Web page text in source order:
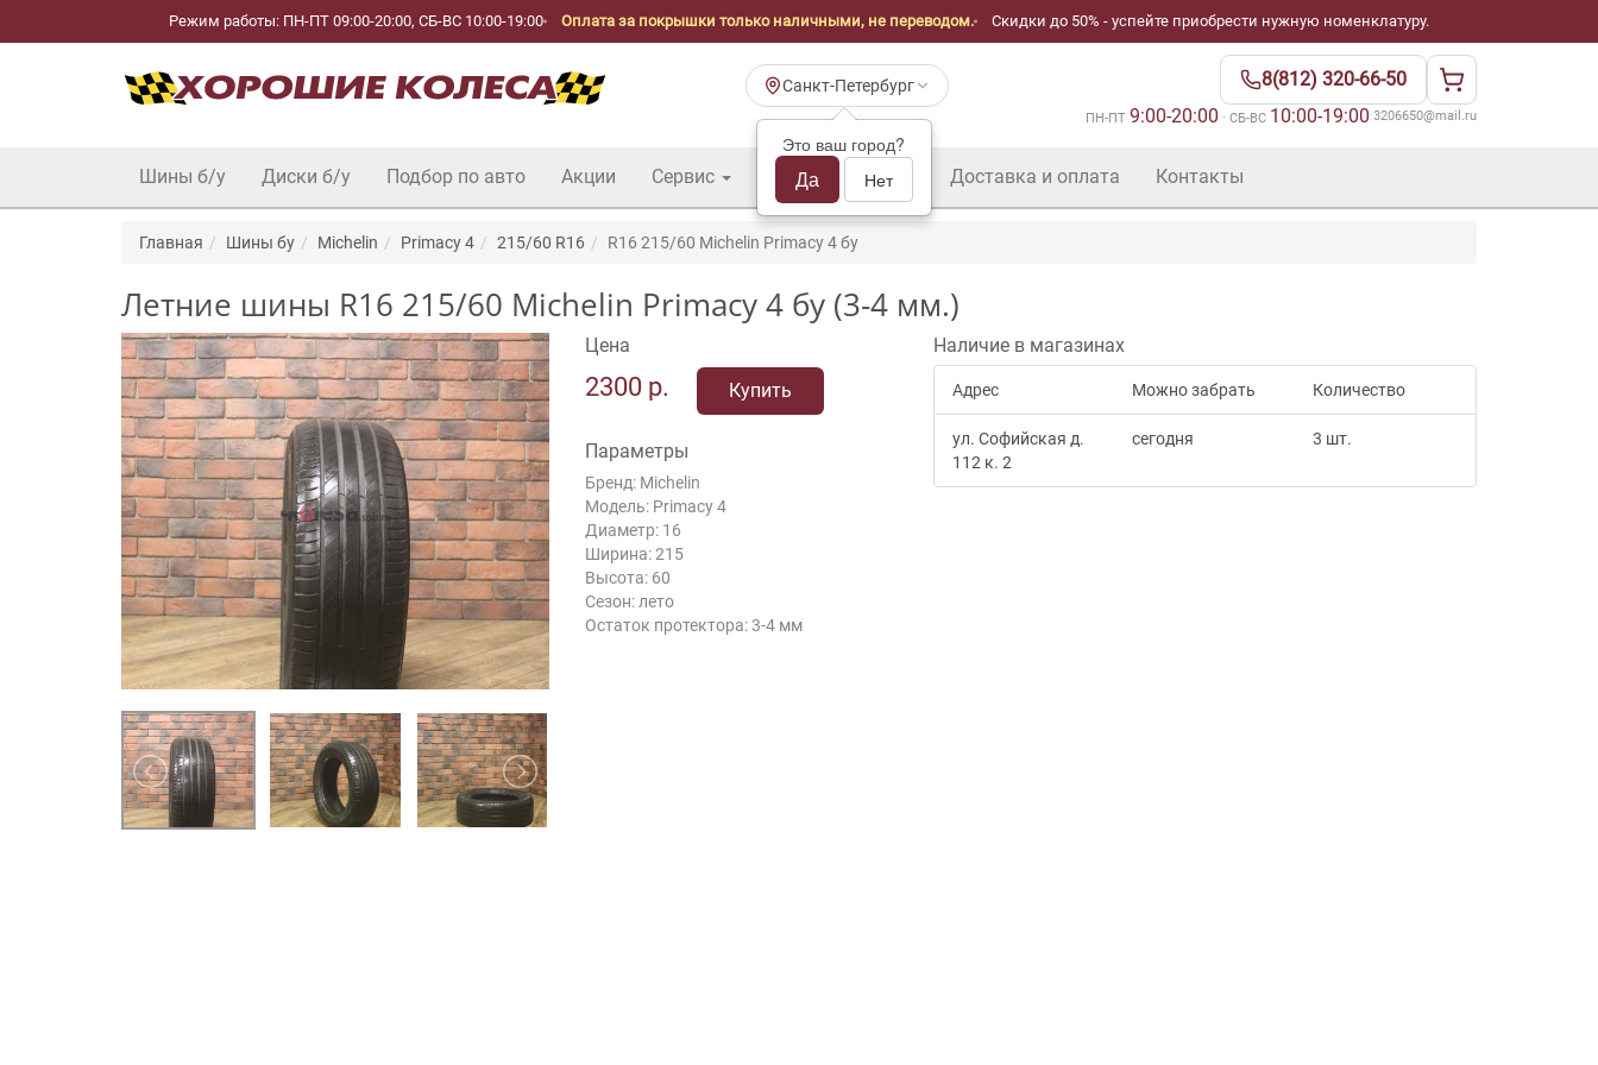
Режим работы: ПН-ПТ 09:00-20:00, СБ-ВС 10:00-19:00 Оплата за покрышки только наличными, не переводом. Скидки до 50% - успейте приобрести нужную номенклатуру.
Санкт-Петербург
Это ваш город?
Да Нет
8(812) 320-66-50
ПН-ПТ 9:00-20:00 · СБ-ВС 10:00-19:00·3206650@mail.ru
Шины б/у Диски б/у Подбор по авто Акции Сервис Шины б/у оптом Доставка и оплата Контакты
Главная Шины бу Michelin Primacy 4 215/60 R16 R16 215/60 Michelin Primacy 4 бу
Летние шины R16 215/60 Michelin Primacy 4 бу (3-4 мм.)
Цена
2300 р. Купить
Параметры
Бренд: Michelin
Модель: Primacy 4
Диаметр: 16
Ширина: 215
Высота: 60
Сезон: лето
Остаток протектора: 3-4 мм
Наличие в магазинах
Адрес Можно забрать Количество
ул. Софийская д.
112 к. 2
сегодня 3 шт.